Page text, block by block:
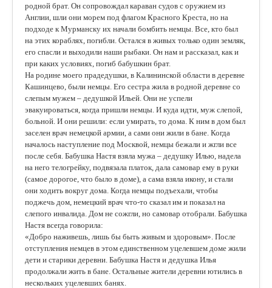
родной брат. Он сопровождал караван судов с оружием из
Англии, шли они морем под флагом Красного Креста, но на
подходе к Мурманску их начали бомбить немцы. Все, кто был
на этих кораблях, погибли. Остался в живых только один земляк,
его спасли и выходили наши рыбаки. Он нам и рассказал, как и
при каких условиях, погиб бабушкин брат.
На родине моего прадедушки, в Калининской области в деревне
Кашинцево, были немцы. Его сестра жила в родной деревне со
слепым мужем – дедушкой Ильей. Они не успели
эвакуироваться, когда пришли немцы. И куда идти, муж слепой,
больной. И они решили: если умирать, то дома. К ним в дом был
заселен врач немецкой армии, а сами они жили в бане. Когда
началось наступление под Москвой, немцы бежали и жгли все
после себя. Бабушка Настя взяла мужа – дедушку Илью, надела
на него телогрейку, подвязала платок, дала самовар ему в руки
(самое дорогое, что было в доме), а сама взяла икону, и стали
они ходить вокруг дома. Когда немцы подъехали, чтобы
поджечь дом, немецкий врач что-то сказал им и показал на
слепого инвалида. Дом не сожгли, но самовар отобрали. Бабушка
Настя всегда говорила:
«Добро наживешь, лишь бы быть живым и здоровым». После
отступления немцев в этом единственном уцелевшем доме жили
дети и старики деревни. Бабушка Настя и дедушка Илья
продолжали жить в бане. Остальные жители деревни ютились в
нескольких уцелевших банях.